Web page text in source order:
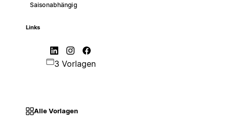
Saisonabhängig
Links
3 Vorlagen
Alle Vorlagen